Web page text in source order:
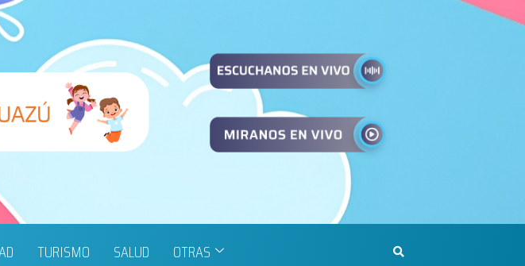
TURISMO SALUD OTRAS